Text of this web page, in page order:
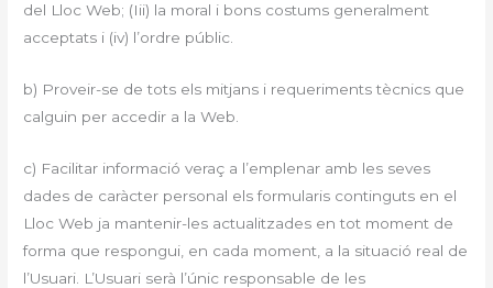
del Lloc Web; (Iii) la moral i bons costums generalment
acceptats i (iv) l’ordre públic.
b) Proveir-se de tots els mitjans i requeriments tècnics que
calguin per accedir a la Web.
c) Facilitar informació veraç a l’emplenar amb les seves
dades de caràcter personal els formularis continguts en el
Lloc Web ja mantenir-les actualitzades en tot moment de
forma que respongui, en cada moment, a la situació real de
l’Usuari. L’Usuari serà l’únic responsable de les